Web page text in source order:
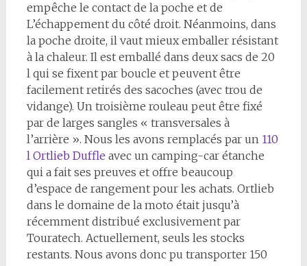
empêche le contact de la poche et de
L’échappement du côté droit. Néanmoins, dans
la poche droite, il vaut mieux emballer résistant
à la chaleur. Il est emballé dans deux sacs de 20
l qui se fixent par boucle et peuvent être
facilement retirés des sacoches (avec trou de
vidange). Un troisième rouleau peut être fixé
par de larges sangles « transversales à
l’arrière ». Nous les avons remplacés par un 110
l Ortlieb Duffle avec un camping-car étanche
qui a fait ses preuves et offre beaucoup
d’espace de rangement pour les achats. Ortlieb
dans le domaine de la moto était jusqu’à
récemment distribué exclusivement par
Touratech. Actuellement, seuls les stocks
restants. Nous avons donc pu transporter 150